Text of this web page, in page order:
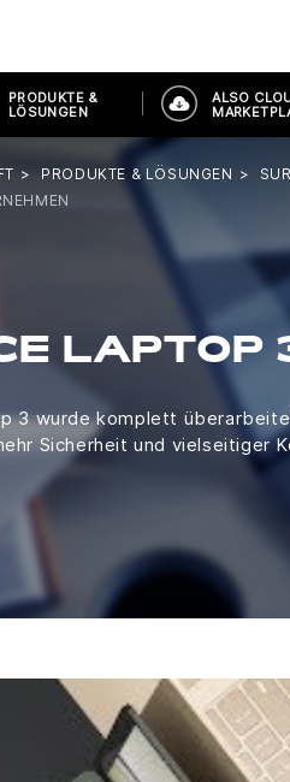
PRODUKTE &
LÖSUNGEN
ALSO
PRODUKTE & LÖSUNGEN
LAPTOP
3 wurde komplett
Sicherheit und vielseitiger